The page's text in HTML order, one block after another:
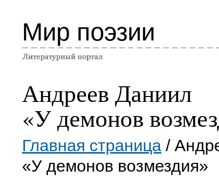
Мир поэзии
Андреев Даниил
«У демонов
Главная страница /
«У демонов возмездия»